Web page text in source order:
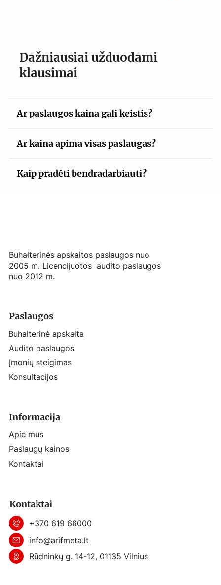
Dažniausiai užduodami
klausimai
Ar paslaugos kaina gali keistis?
Ar kaina apima visas paslaugas?
Kaip pradėti bendradarbiauti?
Paslaugos
Buhalterinė apskaita
Audito paslaugos
Įmonių steigimas
Konsultacijos
Informacija
Apie mus
Paslaugų kainos
Kontaktai
Kontaktai
+370 619 66000
info@arifmeta.lt
Rūdninkų g. 14-12, 01135 Vilnius
Buhalterinės apskaitos paslaugos nuo
2005 m. Licencijuotos audito paslaugos
nuo 2012 m.